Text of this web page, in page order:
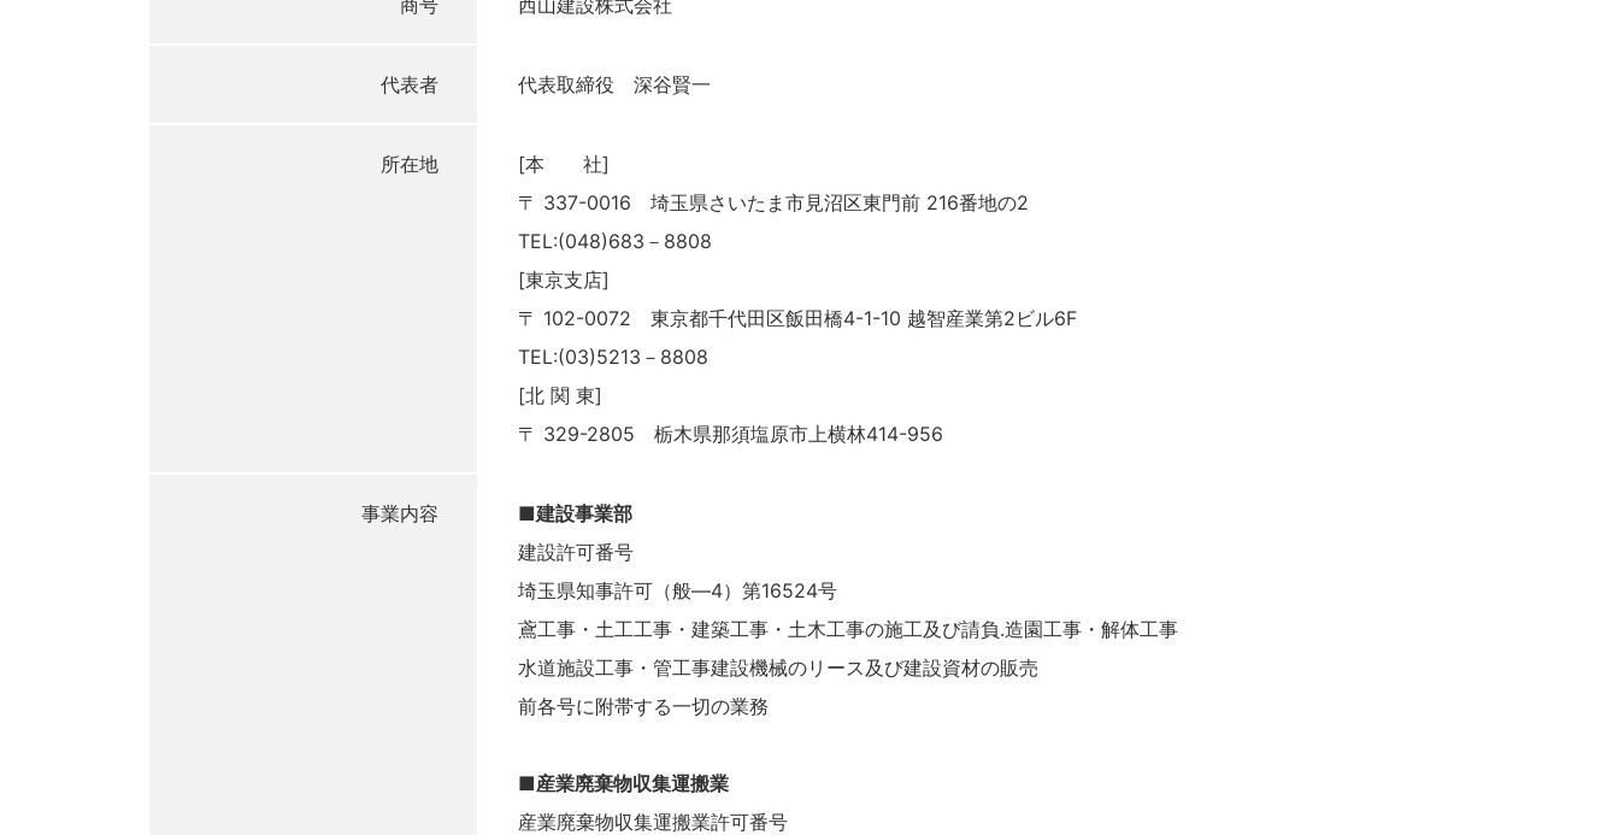
商号 西山建設株式会社
代表者 代表取締役 深谷賢一
所在地
[本 社]
〒 337-0016 埼玉県さいたま市見沼区東門前 216番地の2
TEL:(048)683－8808
[東京支店]
〒 102-0072 東京都千代田区飯田橋4-1-10 越智産業第2ビル6F
TEL:(03)5213－8808
[北 関 東]
〒 329-2805 栃木県那須塩原市上横林414-956
事業内容
■建設事業部
建設許可番号
埼玉県知事許可（般―4）第16524号
鳶工事・土工工事・建築工事・土木工事の施工及び請負.造園工事・解体工事
水道施設工事・管工事建設機械のリース及び建設資材の販売
前各号に附帯する一切の業務
■産業廃棄物収集運搬業
産業廃棄物収集運搬業許可番号